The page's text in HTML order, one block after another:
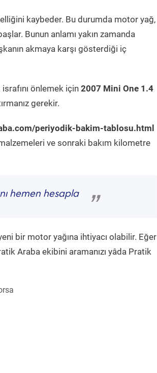
kaybeder. Bu durumda motor yağ,
Bunun anlamı yakın zamanda
akmaya karşı gösterdiği iç
önlemek için 2007 Mini One 1.4
gerekir.
periyodik-bakim-tablosu.html
ve sonraki bakım kilometre
hemen hesapla
”
bir motor yağına ihtiyacı olabilir. Eğer
Araba ekibini aramanızı yâda Pratik